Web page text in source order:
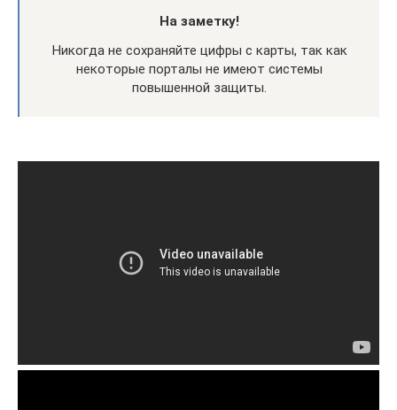
На заметку!
Никогда не сохраняйте цифры с карты, так как
некоторые порталы не имеют системы
повышенной защиты.